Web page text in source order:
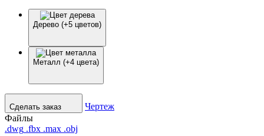
Дерево (+5 цветов)
Металл (+4 цвета)
Сделать заказ
Чертеж
Файлы
.dwg .fbx .max .obj